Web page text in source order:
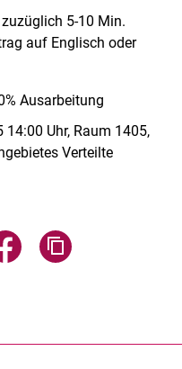
zuzüglich 5-10 Min.
auf Englisch oder
Ausarbeitung
14:00 Uhr, Raum 1405,
Verteilte
Mail teilen
über WhatsApp teilen
Seite über Facebook